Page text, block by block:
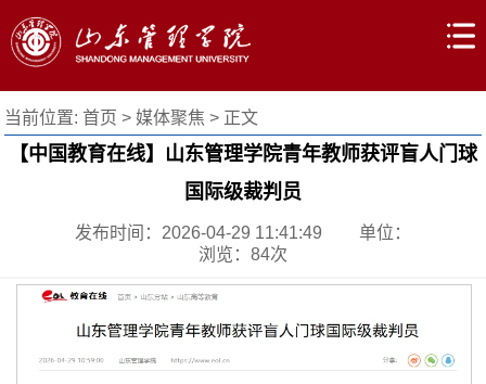
当前位置: 首页 >媒体聚焦> 正文
【中国教育在线】山东管理学院青年教师获评盲人门球
国际级裁判员
发布时间：2026-04-29 11:41:49
单位：
浏览： 84次